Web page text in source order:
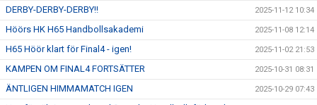
DERBY-DERBY-DERBY!! 2025-11-12 10:34
Höörs HK H65 Handbollsakademi 2025-11-08 12:14
H65 Höör klart för Final4 - igen! 2025-11-02 21:53
KAMPEN OM FINAL4 FORTSÄTTER 2025-10-31 08:31
ÄNTLIGEN HIMMAMATCH IGEN 2025-10-29 07:43